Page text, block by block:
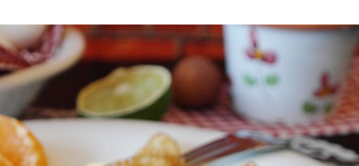
u okviru projekta TERRAIN u čijem fo...
turizam kroz prirodno i kulturno nasle... 27. APRIL 2026.
u Ulici Dragutina Ilkića Birte kod v... 21. APRIL 2026.
kanalizacije na Strelištu 7. AVGUST 2026.
omladine Pančevo 31. JUL 2026.
čuli, a spasavao je narod u Ramu 31. JUL 2026.